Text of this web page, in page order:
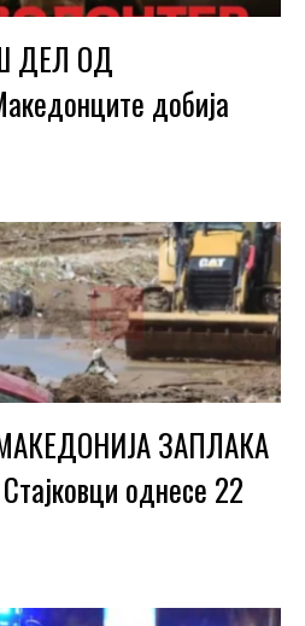
ДЕЛ ОД
добија
ЗАПЛАКА
однесе 22